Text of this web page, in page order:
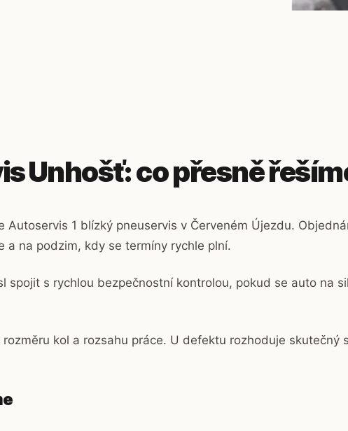
Unhošť: co přesně
Autoservis 1 blízký pneuservis v Červeném Újezdu.
a na podzim, kdy se termíny rychle plní.
spojit s rychlou bezpečnostní kontrolou, pokud se auto na
rozměru kol a rozsahu práce. U defektu rozhoduje skutečný